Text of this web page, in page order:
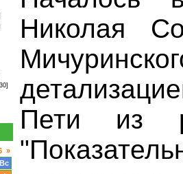
»
Вс
Николая
Пети из